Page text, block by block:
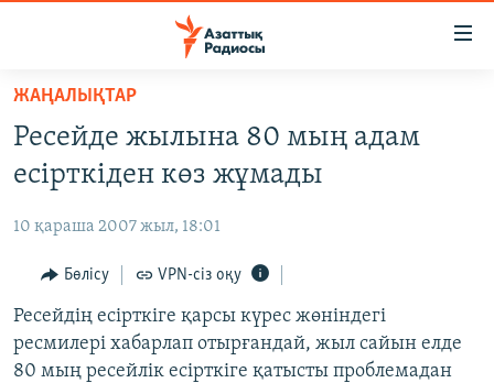
Skip
main
content
to
Navigation
Skip
to
Search
AZATTYQTV
ҚАҢТАР ОҚИҒАСЫ
АДАМ ҚҰҚЫҚТАРЫ
ӘЛЕУМЕТ
ӘЛЕМ
ЖАҢАЛЫҚТАР
Ресейде жылына 80 мың адам
есірткіден көз жұмады
10 қараша 2007 жыл, 18:01
Бөлісу VPN-сіз оқу
Ресейдің есірткіге қарсы күрес жөніндегі
ресмилері хабарлап отырғандай, жыл сайын елде
80 мың ресейлік есірткіге қатысты проблемадан